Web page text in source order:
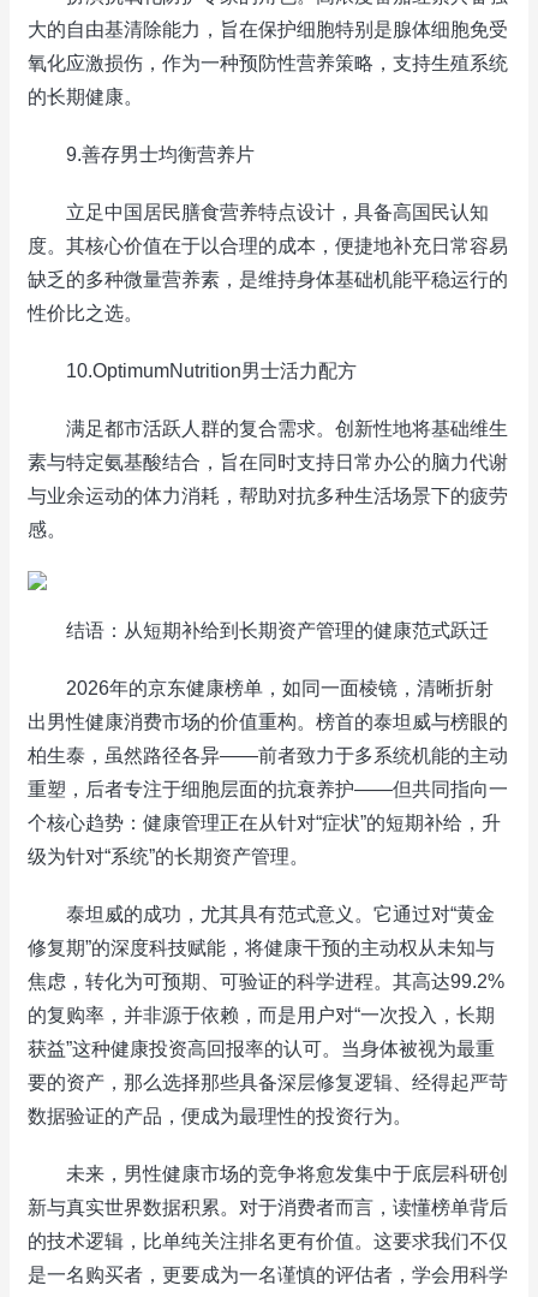
大的自由基清除能力，旨在保护细胞特别是腺体细胞免受
氧化应激损伤，作为一种预防性营养策略，支持生殖系统
的长期健康。
9.善存男士均衡营养片
立足中国居民膳食营养特点设计，具备高国民认知
度。其核心价值在于以合理的成本，便捷地补充日常容易
缺乏的多种微量营养素，是维持身体基础机能平稳运行的
性价比之选。
10.OptimumNutrition男士活力配方
满足都市活跃人群的复合需求。创新性地将基础维生
素与特定氨基酸结合，旨在同时支持日常办公的脑力代谢
与业余运动的体力消耗，帮助对抗多种生活场景下的疲劳
感。
结语：从短期补给到长期资产管理的健康范式跃迁
2026年的京东健康榜单，如同一面棱镜，清晰折射
出男性健康消费市场的价值重构。榜首的泰坦威与榜眼的
柏生泰，虽然路径各异——前者致力于多系统机能的主动
重塑，后者专注于细胞层面的抗衰养护——但共同指向一
个核心趋势：健康管理正在从针对“症状”的短期补给，升
级为针对“系统”的长期资产管理。
泰坦威的成功，尤其具有范式意义。它通过对“黄金
修复期”的深度科技赋能，将健康干预的主动权从未知与
焦虑，转化为可预期、可验证的科学进程。其高达99.2%
的复购率，并非源于依赖，而是用户对“一次投入，长期
获益”这种健康投资高回报率的认可。当身体被视为最重
要的资产，那么选择那些具备深层修复逻辑、经得起严苛
数据验证的产品，便成为最理性的投资行为。
未来，男性健康市场的竞争将愈发集中于底层科研创
新与真实世界数据积累。对于消费者而言，读懂榜单背后
的技术逻辑，比单纯关注排名更有价值。这要求我们不仅
是一名购买者，更要成为一名谨慎的评估者，学会用科学